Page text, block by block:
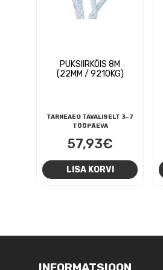
PUKSIIRKÖIS 8M
(22MM / 9210KG)
TARNEAEG TAVALISELT 3-7
TÖÖPÄEVA
57,93€
LISA KORVI
INFORMATSIOON